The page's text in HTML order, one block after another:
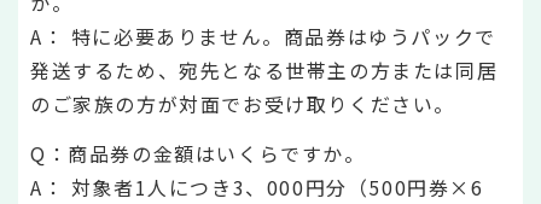
A： 特に必要ありません。商品券はゆうパックで
発送するため、宛先となる世帯主の方または同居
のご家族の方が対面でお受け取りください。
Q：商品券の金額はいくらですか。
A： 対象者1人につき3、000円分（500円券×6